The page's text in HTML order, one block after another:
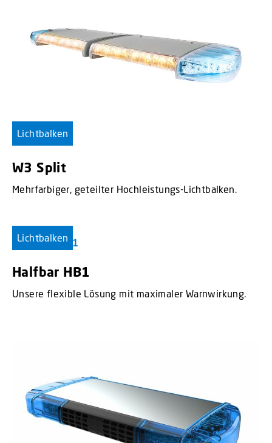
Lichtbalken
W3 Split
Mehrfarbiger, geteilter Hochleistungs-Lichtbalken.
Lichtbalken
Halfbar HB1
Unsere flexible Lösung mit maximaler Warnwirkung.